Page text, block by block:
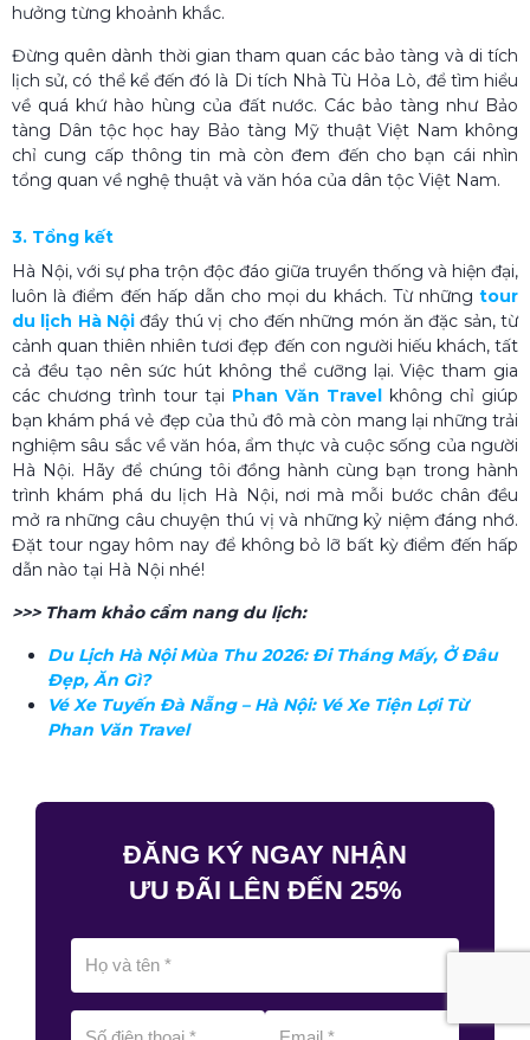
hưởng từng khoảnh khắc.
Đừng quên dành thời gian tham quan các bảo tàng và di tích
lịch sử, có thể kể đến đó là Di tích Nhà Tù Hỏa Lò, để tìm hiểu
về quá khứ hào hùng của đất nước. Các bảo tàng như Bảo
tàng Dân tộc học hay Bảo tàng Mỹ thuật Việt Nam không
chỉ cung cấp thông tin mà còn đem đến cho bạn cái nhìn
tổng quan về nghệ thuật và văn hóa của dân tộc Việt Nam.
3. Tổng kết
Hà Nội, với sự pha trộn độc đáo giữa truyền thống và hiện đại,
luôn là điểm đến hấp dẫn cho mọi du khách. Từ những tour
du lịch Hà Nộiđầy thú vị cho đến những món ăn đặc sản, từ
cảnh quan thiên nhiên tươi đẹp đến con người hiếu khách, tất
cả đều tạo nên sức hút không thể cưỡng lại. Việc tham gia
các chương trình tour tại Phan Văn Travel không chỉ giúp
bạn khám phá vẻ đẹp của thủ đô mà còn mang lại những trải
nghiệm sâu sắc về văn hóa, ẩm thực và cuộc sống của người
Hà Nội. Hãy để chúng tôi đồng hành cùng bạn trong hành
trình khám phá du lịch Hà Nội, nơi mà mỗi bước chân đều
mở ra những câu chuyện thú vị và những kỷ niệm đáng nhớ.
Đặt tour ngay hôm nay để không bỏ lỡ bất kỳ điểm đến hấp
dẫn nào tại Hà Nội nhé!
>>> Tham khảo cẩm nang du lịch:
Du Lịch Hà Nội Mùa Thu 2026: Đi Tháng Mấy, Ở Đâu
Đẹp, Ăn Gì?
Vé Xe Tuyến Đà Nẵng – Hà Nội: Vé Xe Tiện Lợi Từ
Phan Văn Travel
ĐĂNG KÝ NGAY NHẬN
ƯU ĐÃI LÊN ĐẾN 25%